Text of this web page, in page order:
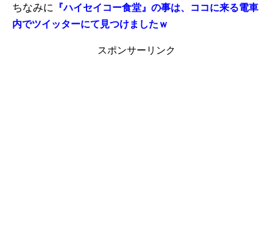
ちなみに 『ハイセイコー食堂』の事は、ココに来る電車
内でツイッターにて見つけましたｗ
スポンサーリンク